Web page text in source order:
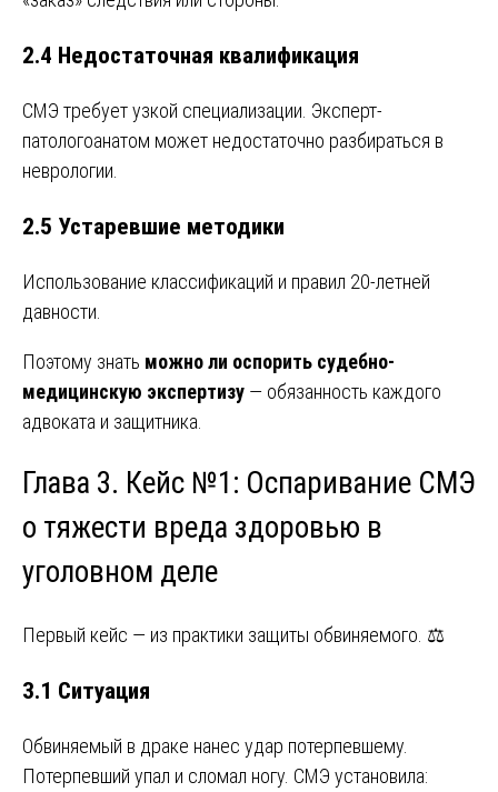
2.4 Недостаточная квалификация
СМЭ требует узкой специализации. Эксперт-
патологоанатом может недостаточно разбираться в
неврологии.
2.5 Устаревшие методики
Использование классификаций и правил 20-летней
давности.
Поэтому знать можно ли оспорить судебно-
медицинскую экспертизу — обязанность каждого
адвоката и защитника.
Глава 3. Кейс №1: Оспаривание СМЭ
о тяжести вреда здоровью в
уголовном деле
Первый кейс — из практики защиты обвиняемого. ⚖️
3.1 Ситуация
Обвиняемый в драке нанес удар потерпевшему.
Потерпевший упал и сломал ногу. СМЭ установила: